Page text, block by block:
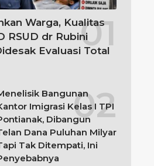
Warga, Kualitas
RSUD dr Rubini
Evaluasi Total
Bangunan
Imigrasi Kelas I TPI
Dibangun
Dana Puluhan Milyar
Tak Ditempati, Ini